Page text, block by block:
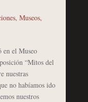
, Museos,
el Museo
“Mitos del
nuestras
no habíamos ido
nuestros